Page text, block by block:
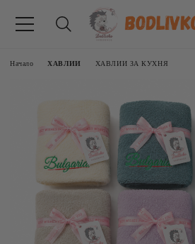
Начало ХАВЛИИ ХАВЛИИ ЗА КУХНЯ